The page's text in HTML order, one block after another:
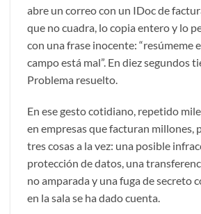
abre un correo con un IDoc de
que no cuadra, lo copia entero y lo
con una frase inocente: “resúmeme
campo está mal”. En diez segundos
Problema resuelto.
En ese gesto cotidiano, repetido
en empresas que facturan millones,
tres cosas a la vez: una posible
protección de datos, una
no amparada y una fuga de secreto
en la sala se ha dado cuenta.